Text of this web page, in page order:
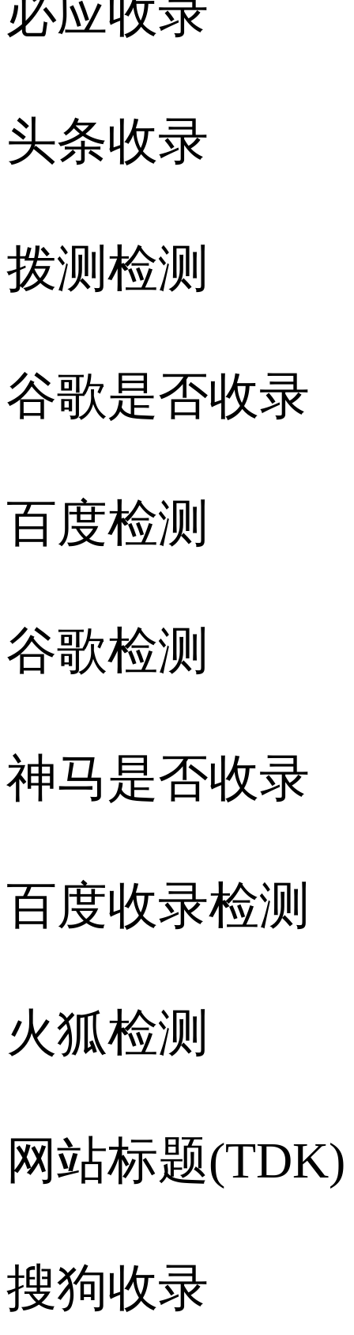
必应收录
头条收录
拨测检测
谷歌是否收录
百度检测
谷歌检测
神马是否收录
百度收录检测
火狐检测
网站标题(TDK)
搜狗收录